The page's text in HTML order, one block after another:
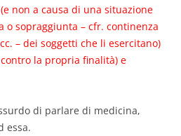
non a causa di una situazione
sopraggiunta – cfr. continenza
– dei soggetti che li esercitano)
la propria finalità) e
di parlare di medicina,
essa.